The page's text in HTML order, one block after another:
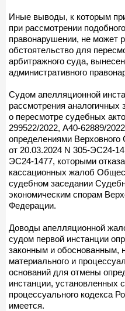
Иные выводы, к которым
при рассмотрении
правонарушении, не может
обстоятельство для
арбитражного суда,
административного
Судом апелляционной
рассмотрения
о пересмотре судебных
299522/2022, А40-62889/
определениями
от 20.03.2024 N 305-ЭС24-
ЭС24-1477, которыми
кассационных жалоб
судебном заседании
экономическим спорам
Федерации.
Доводы апелляционной
судом первой инстанции
законным и обоснованным,
материального и
оснований для отмены
инстанции, установленных
процессуального кодекса
имеется.